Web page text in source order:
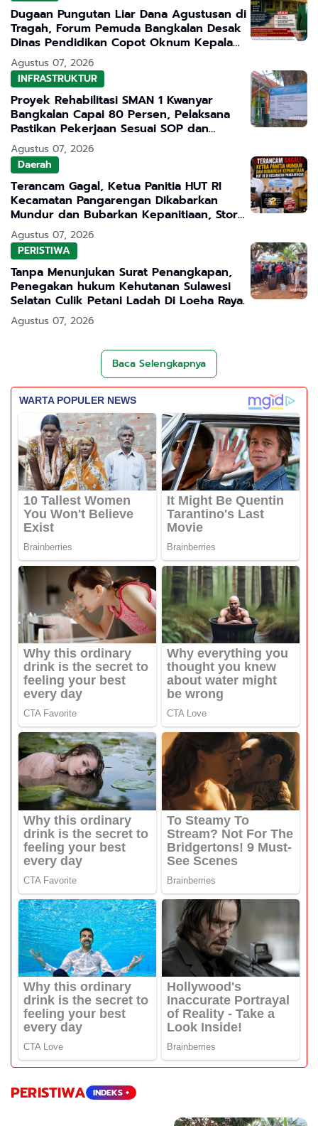
Dugaan Pungutan Liar Dana Agustusan di
Tragah, Forum Pemuda Bangkalan Desak
Dinas Pendidikan Copot Oknum Kepala
Sekolah
Agustus 07, 2026
INFRASTRUKTUR
Proyek Rehabilitasi SMAN 1 Kwanyar
Bangkalan Capai 80 Persen, Pelaksana
Pastikan Pekerjaan Sesuai SOP dan
Transparan
Agustus 07, 2026
Daerah
Terancam Gagal, Ketua Panitia HUT RI
Kecamatan Pangarengan Dikabarkan
Mundur dan Bubarkan Kepanitiaan, Story
WhatsApp ASN Jadi Sorotan
Agustus 07, 2026
PERISTIWA
Tanpa Menunjukan Surat Penangkapan,
Penegakan hukum Kehutanan Sulawesi
Selatan Culik Petani Ladah Di Loeha Raya.
Agustus 07, 2026
Baca Selengkapnya
PERISTIWA INDEKS +